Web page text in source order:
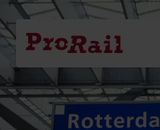
Navigatie
Homepage
ProRail